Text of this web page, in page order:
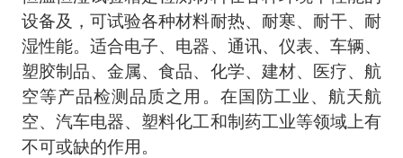
设备及，可试验各种材料耐热、耐寒、耐干、耐
湿性能。适合电子、电器、通讯、仪表、 车辆、
塑胶制品、金属、食品、化学、建材、医疗、航
空等产品检测品质之用。在国防工业、航天航
空、汽车电器、塑料化工和制药工业等领域上有
不可或缺的作用。